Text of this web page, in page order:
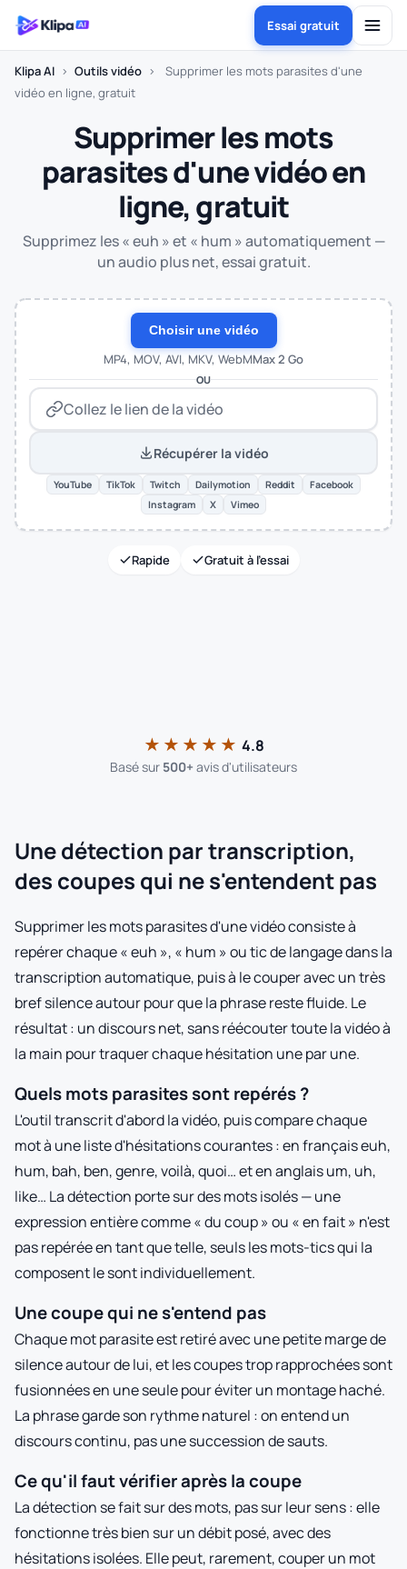
Essai gratuit
Klipa AI › Outils vidéo ›
Supprimer les mots parasites d'une
vidéo en ligne, gratuit
Supprimer les mots
parasites d'une vidéo en
ligne, gratuit
Supprimez les « euh » et « hum » automatiquement —
un audio plus net, essai gratuit.
Choisir une vidéo
MP4, MOV, AVI, MKV, WebMMax 2 Go
OU
Récupérer la vidéo
YouTube TikTok Twitch Dailymotion Reddit
Facebook
Instagram
X Vimeo
Rapide Gratuit à l'essai
★★★★★ 4.8
Basé sur 500+ avis d'utilisateurs
Une détection par transcription,
des coupes qui ne s'entendent pas
Supprimer les mots parasites d'une vidéo consiste à
repérer chaque « euh », « hum » ou tic de langage dans la
transcription automatique, puis à le couper avec un très
bref silence autour pour que la phrase reste fluide. Le
résultat : un discours net, sans réécouter toute la vidéo à
la main pour traquer chaque hésitation une par une.
Quels mots parasites sont repérés ?
L'outil transcrit d'abord la vidéo, puis compare chaque
mot à une liste d'hésitations courantes : en français euh,
hum, bah, ben, genre, voilà, quoi… et en anglais um, uh,
like… La détection porte sur des mots isolés — une
expression entière comme « du coup » ou « en fait » n'est
pas repérée en tant que telle, seuls les mots-tics qui la
composent le sont individuellement.
Une coupe qui ne s'entend pas
Chaque mot parasite est retiré avec une petite marge de
silence autour de lui, et les coupes trop rapprochées sont
fusionnées en une seule pour éviter un montage haché.
La phrase garde son rythme naturel : on entend un
discours continu, pas une succession de sauts.
Ce qu'il faut vérifier après la coupe
La détection se fait sur des mots, pas sur leur sens : elle
fonctionne très bien sur un débit posé, avec des
hésitations isolées. Elle peut, rarement, couper un mot